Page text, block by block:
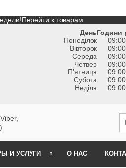
Перейти к товарам
ДеньГодини
Понеділок
Вівторок
Середа
Четвер
Пʼятниця
Субота
Неділя
И УСЛУГИ О НАС